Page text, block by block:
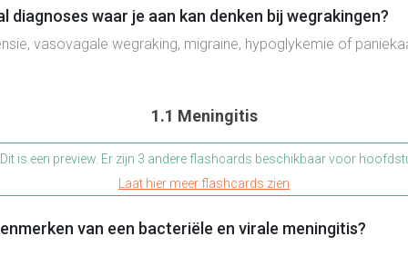
diagnoses waar je aan kan denken bij wegrakingen?
vasovagale wegraking, migraine, hypoglykemie of
1.1 Meningitis
Dit is een preview. Er zijn 3 andere flashcards beschikbaar voor
Laat hier meer flashcards zien
van een bacteriële en virale meningitis?